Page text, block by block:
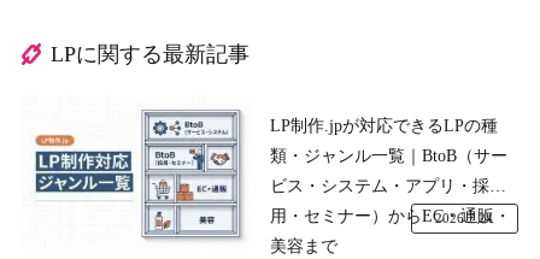
LPに関する最新記事
LP制作.jpが対応できるLPの種
類・ジャンル一覧｜BtoB（サー
ビス・システム・アプリ・採
用・セミナー）からEC・通販・
美容まで
2026.7.24